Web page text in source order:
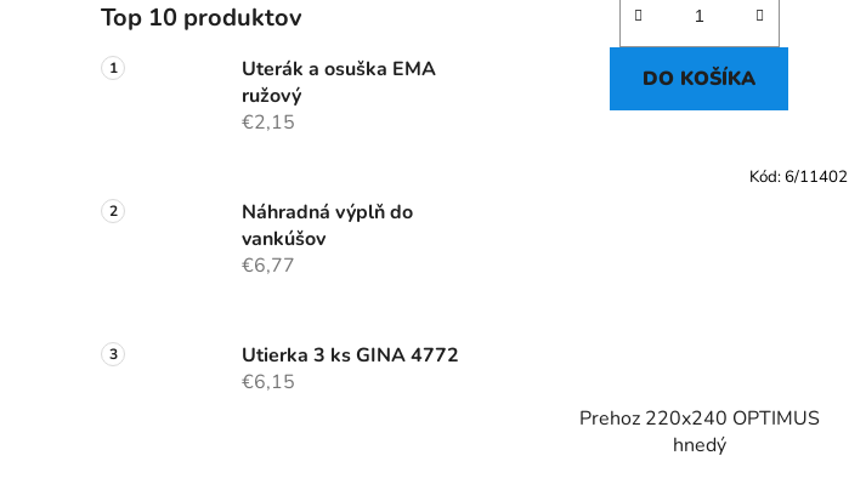
Top 10 produktov
Uterák a osuška EMA
ružový
€2,15
Náhradná výplň do
vankúšov
€6,77
Utierka 3 ks GINA 4772
€6,15
DO KOŠÍKA
Prehoz 220x240 OPTIMUS
hnedý
Kód:6/11402